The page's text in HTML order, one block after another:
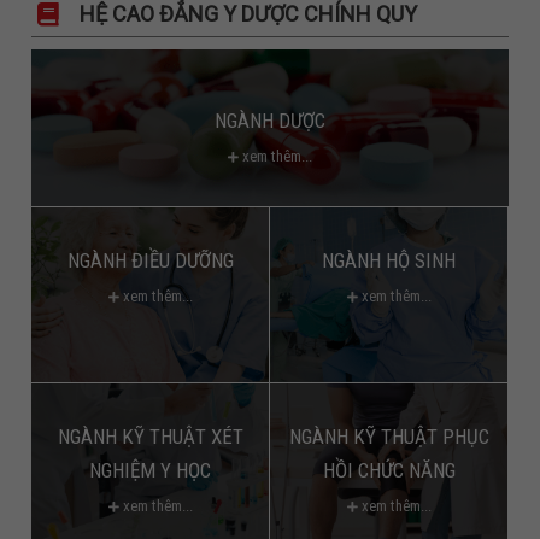
HỆ CAO ĐẲNG Y DƯỢC CHÍNH QUY
NGÀNH DƯỢC
xem thêm...
NGÀNH ĐIỀU DƯỠNG
xem thêm...
NGÀNH HỘ SINH
xem thêm...
NGÀNH KỸ THUẬT XÉT
NGHIỆM Y HỌC
xem thêm...
NGÀNH KỸ THUẬT PHỤC
HỒI CHỨC NĂNG
xem thêm...